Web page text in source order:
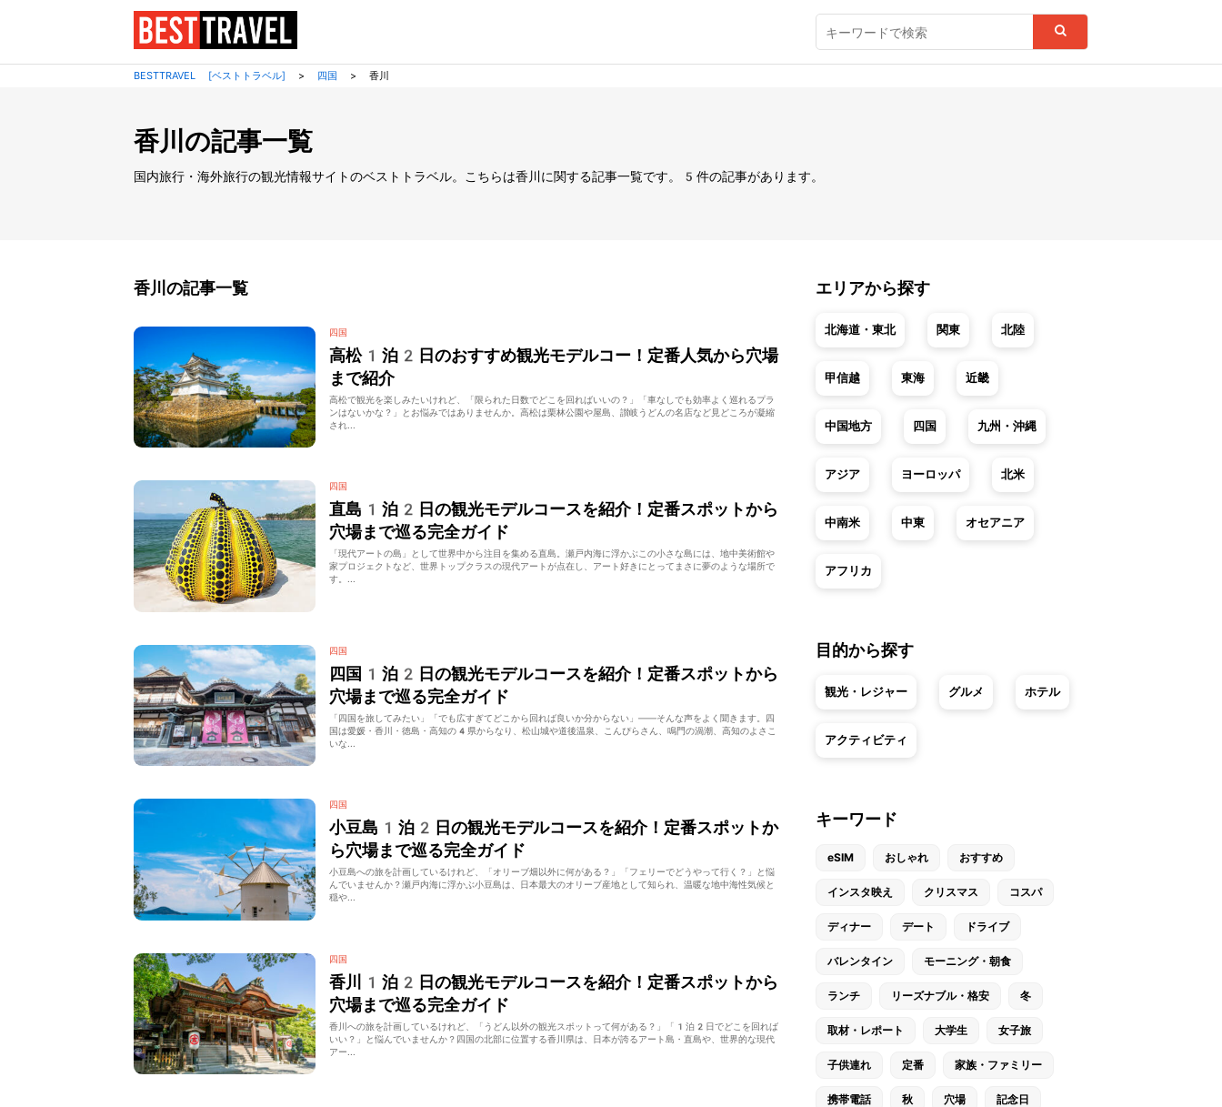
BESTTRAVEL [ベストトラベル] > 四国 > 香川
香川の記事一覧
国内旅行・海外旅行の観光情報サイトのベストトラベル。こちらは香川に関する記事一覧です。5件の記事があります。
香川の記事一覧
四国
高松1泊2日のおすすめ観光モデルコー！定番人気から穴場
まで紹介
高松で観光を楽しみたいけれど、「限られた日数でどこを回ればいいの？」「車なしでも効率よく巡れるプラ
ンはないかな？」とお悩みではありませんか。高松は栗林公園や屋島、讃岐うどんの名店など見どころが凝縮
され...
四国
直島1泊2日の観光モデルコースを紹介！定番スポットから
穴場まで巡る完全ガイド
「現代アートの島」として世界中から注目を集める直島。瀬戸内海に浮かぶこの小さな島には、地中美術館や
家プロジェクトなど、世界トップクラスの現代アートが点在し、アート好きにとってまさに夢のような場所で
す。...
四国
四国1泊2日の観光モデルコースを紹介！定番スポットから
穴場まで巡る完全ガイド
「四国を旅してみたい」「でも広すぎてどこから回れば良いか分からない」——そんな声をよく聞きます。四
国は愛媛・香川・徳島・高知の4県からなり、松山城や道後温泉、こんぴらさん、鳴門の渦潮、高知のよさこ
いな...
四国
小豆島1泊2日の観光モデルコースを紹介！定番スポットか
ら穴場まで巡る完全ガイド
小豆島への旅を計画しているけれど、「オリーブ畑以外に何がある？」「フェリーでどうやって行く？」と悩
んでいませんか？瀬戸内海に浮かぶ小豆島は、日本最大のオリーブ産地として知られ、温暖な地中海性気候と
穏や...
四国
香川1泊2日の観光モデルコースを紹介！定番スポットから
穴場まで巡る完全ガイド
香川への旅を計画しているけれど、「うどん以外の観光スポットって何がある？」「1泊2日でどこを回れば
いい？」と悩んでいませんか？四国の北部に位置する香川県は、日本が誇るアート島・直島や、世界的な現代
アー...
エリアから探す
北海道・東北 関東 北陸
甲信越 東海 近畿
中国地方 四国 九州・沖縄
アジア ヨーロッパ 北米
中南米 中東 オセアニア
アフリカ
目的から探す
観光・レジャー グルメ ホテル
アクティビティ
キーワード
eSIM おしゃれ おすすめ
インスタ映え クリスマス コスパ
ディナー デート ドライブ
バレンタイン モーニング・朝食
ランチ リーズナブル・格安 冬
取材・レポート 大学生 女子旅
子供連れ 定番 家族・ファミリー
携帯電話 秋 穴場 記念日